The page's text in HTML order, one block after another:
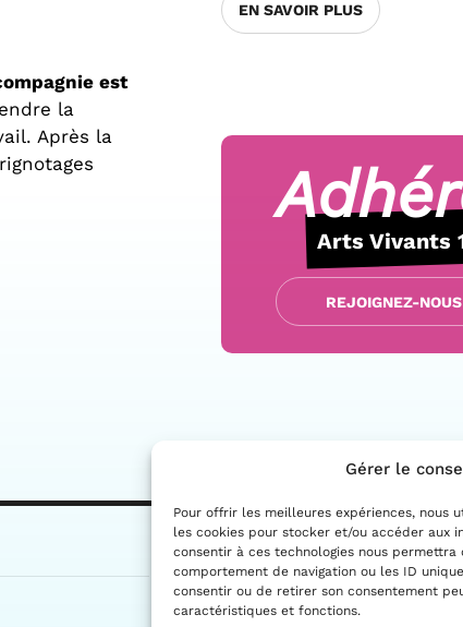
Gérer le
Pour offrir les meilleures expériences, nous
les cookies pour stocker et/ou accéder aux
consentir à ces technologies nous
comportement de navigation ou les ID
consentir ou de retirer son consentement
caractéristiques et fonctions.
est
la
Après la
EN SAVOIR PLUS
Arts Vivants
REJOIGNEZ-NOUS